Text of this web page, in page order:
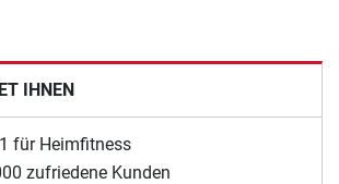
IHNEN
für Heimfitness
zufriedene Kunden